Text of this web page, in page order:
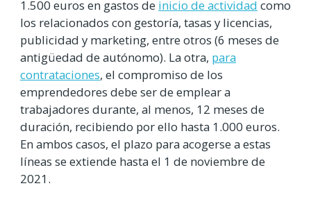
1.500 euros en gastos de inicio de actividad como
los relacionados con gestoría, tasas y licencias,
publicidad y marketing, entre otros (6 meses de
antigüedad de autónomo). La otra, para
contrataciones, el compromiso de los
emprendedores debe ser de emplear a
trabajadores durante, al menos, 12 meses de
duración, recibiendo por ello hasta 1.000 euros.
En ambos casos, el plazo para acogerse a estas
líneas se extiende hasta el 1 de noviembre de
2021.